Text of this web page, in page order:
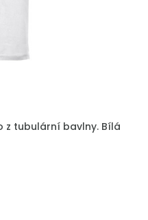
z tubulární bavlny. Bílá